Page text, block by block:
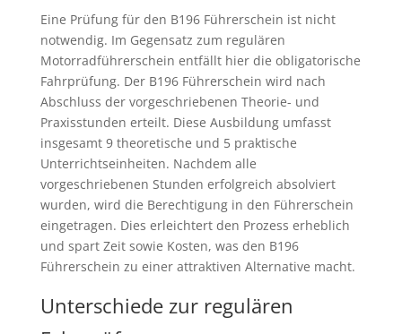
Eine Prüfung für den B196 Führerschein ist nicht
notwendig. Im Gegensatz zum regulären
Motorradführerschein entfällt hier die obligatorische
Fahrprüfung. Der B196 Führerschein wird nach
Abschluss der vorgeschriebenen Theorie- und
Praxisstunden erteilt. Diese Ausbildung umfasst
insgesamt 9 theoretische und 5 praktische
Unterrichtseinheiten. Nachdem alle
vorgeschriebenen Stunden erfolgreich absolviert
wurden, wird die Berechtigung in den Führerschein
eingetragen. Dies erleichtert den Prozess erheblich
und spart Zeit sowie Kosten, was den B196
Führerschein zu einer attraktiven Alternative macht.
Unterschiede zur regulären